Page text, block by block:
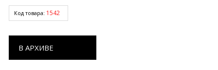
Код товара: 1542
В АРХИВЕ